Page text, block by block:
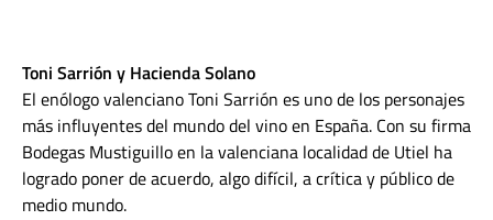
Toni Sarrión y Hacienda Solano
El enólogo valenciano Toni Sarrión es uno de los personajes
más influyentes del mundo del vino en España. Con su firma
Bodegas Mustiguillo en la valenciana localidad de Utiel ha
logrado poner de acuerdo, algo difícil, a crítica y público de
medio mundo.